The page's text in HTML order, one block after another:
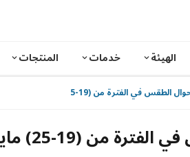
الهيئة خدمات المنتجات
في الفترة من (19-25) مايو 2025 م
(19-25) مايو 2025 م